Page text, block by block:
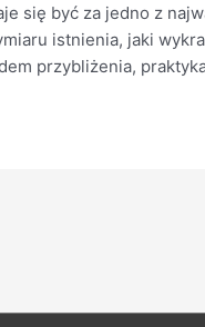
się być za jedno z
istnienia, jaki
przybliżenia,